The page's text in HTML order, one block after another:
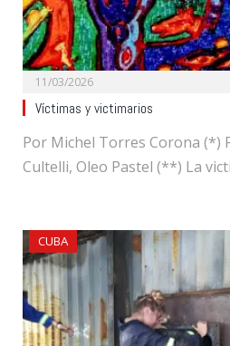
11/03/2026
Víctimas y victimarios
Por Michel Torres Corona (*)
Cultelli, Oleo Pastel (**) La
CUBA